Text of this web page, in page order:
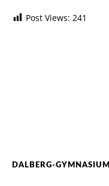
Post Views: 241
DALBERG-GYMNASIUM